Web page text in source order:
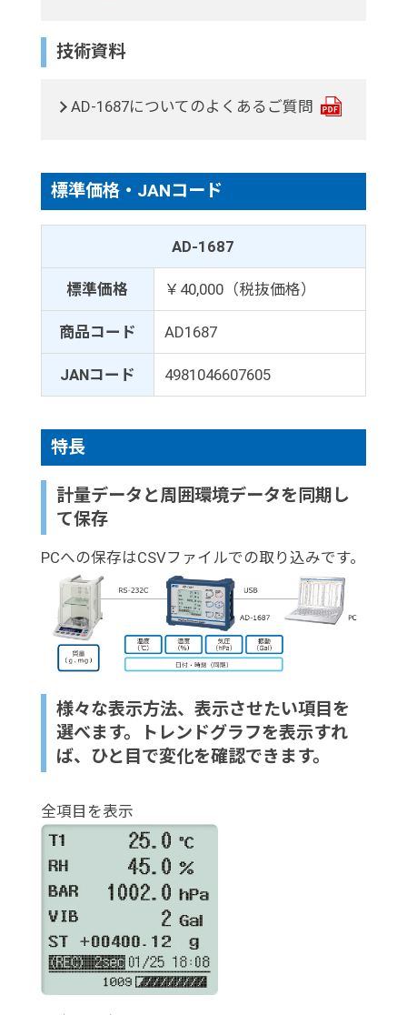
技術資料
AD-1687についてのよくあるご質問
標準価格・JANコード
AD-1687
標準価格 ￥40,000（税抜価格）
商品コード AD1687
JANコード 4981046607605
特長
計量データと周囲環境データを同期し
て保存
PCへの保存はCSVファイルでの取り込みです。
様々な表示方法、表示させたい項目を
選べます。トレンドグラフを表示すれ
ば、ひと目で変化を確認できます。
全項目を表示